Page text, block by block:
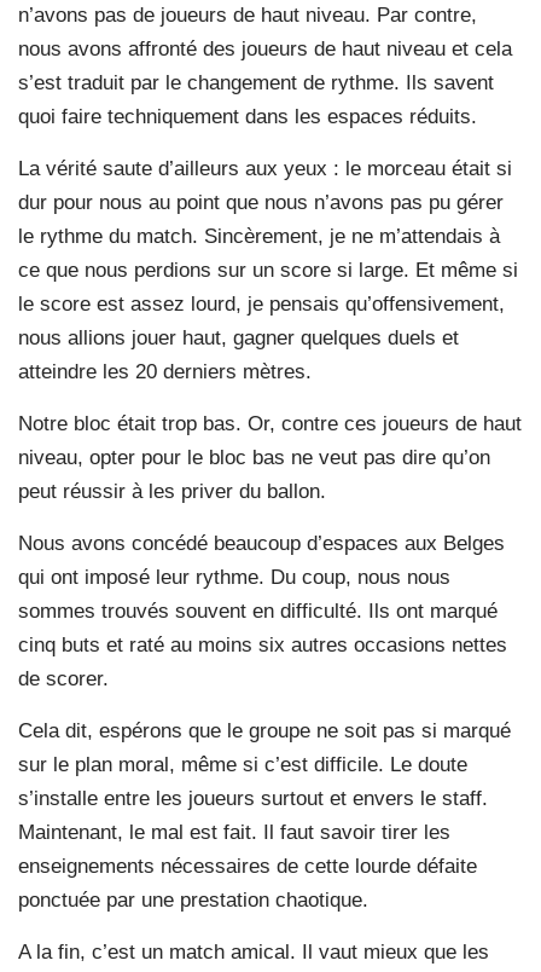
n’avons pas de joueurs de haut niveau. Par contre,
nous avons affronté des joueurs de haut niveau et cela
s’est traduit par le changement de rythme. Ils savent
quoi faire techniquement dans les espaces réduits.
La vérité saute d’ailleurs aux yeux : le morceau était si
dur pour nous au point que nous n’avons pas pu gérer
le rythme du match. Sincèrement, je ne m’attendais à
ce que nous perdions sur un score si large. Et même si
le score est assez lourd, je pensais qu’offensivement,
nous allions jouer haut, gagner quelques duels et
atteindre les 20 derniers mètres.
Notre bloc était trop bas. Or, contre ces joueurs de haut
niveau, opter pour le bloc bas ne veut pas dire qu’on
peut réussir à les priver du ballon.
Nous avons concédé beaucoup d’espaces aux Belges
qui ont imposé leur rythme. Du coup, nous nous
sommes trouvés souvent en difficulté. Ils ont marqué
cinq buts et raté au moins six autres occasions nettes
de scorer.
Cela dit, espérons que le groupe ne soit pas si marqué
sur le plan moral, même si c’est difficile. Le doute
s’installe entre les joueurs surtout et envers le staff.
Maintenant, le mal est fait. Il faut savoir tirer les
enseignements nécessaires de cette lourde défaite
ponctuée par une prestation chaotique.
A la fin, c’est un match amical. Il vaut mieux que les